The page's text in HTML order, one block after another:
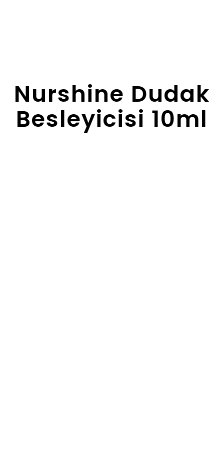
Nurshine Dudak
Besleyicisi 10ml